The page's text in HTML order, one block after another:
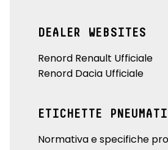
DEALER WEBSITES
Renord Renault Ufficiale
Renord Dacia Ufficiale
ETICHETTE
Normativa e specifiche